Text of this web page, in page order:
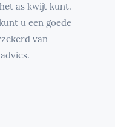
as kwijt kunt.
u een goede
van